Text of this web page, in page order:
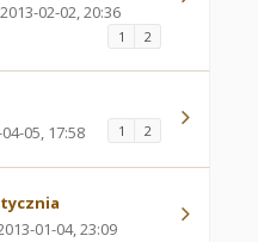
02-02, 20:36
1 2
05, 17:58 1 2
01-04, 23:09